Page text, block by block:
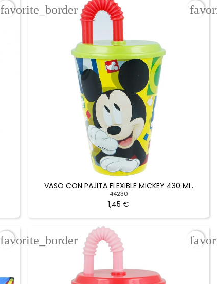
favorite_border
VASO CON PAJITA FLEXIBLE MICKEY 430 ML.
44230
1,45 €
favorite_border